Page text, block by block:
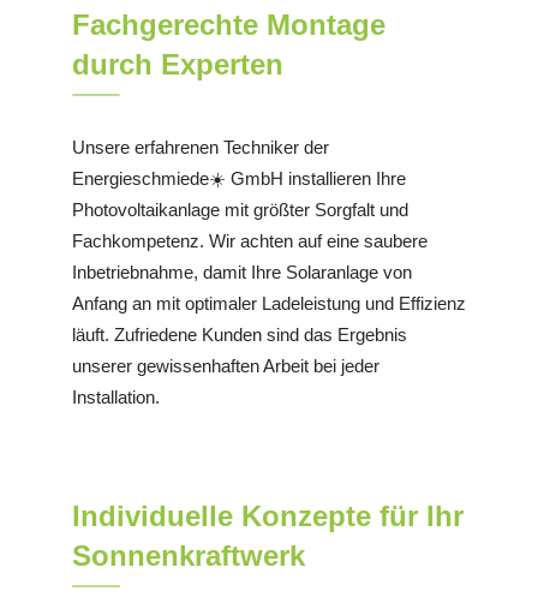
Fachgerechte Montage
durch Experten
Unsere erfahrenen Techniker der
Energieschmiede☀️ GmbH installieren Ihre
Photovoltaikanlage mit größter Sorgfalt und
Fachkompetenz. Wir achten auf eine saubere
Inbetriebnahme, damit Ihre Solaranlage von
Anfang an mit optimaler Ladeleistung und Effizienz
läuft. Zufriedene Kunden sind das Ergebnis
unserer gewissenhaften Arbeit bei jeder
Installation.
Individuelle Konzepte für Ihr
Sonnenkraftwerk